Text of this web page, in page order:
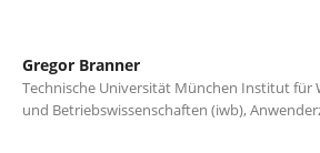
Gregor Branner
Technische Universität München Institut für
und Betriebswissenschaften (iwb),